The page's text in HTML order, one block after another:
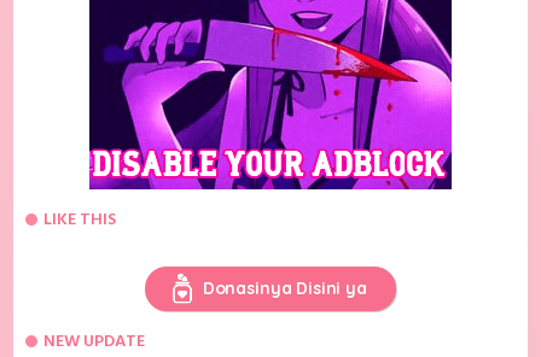
LIKE THIS
Donasinya Disini ya
NEW UPDATE